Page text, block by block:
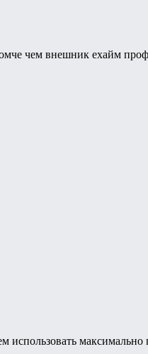
чем внешник ехайм
использовать